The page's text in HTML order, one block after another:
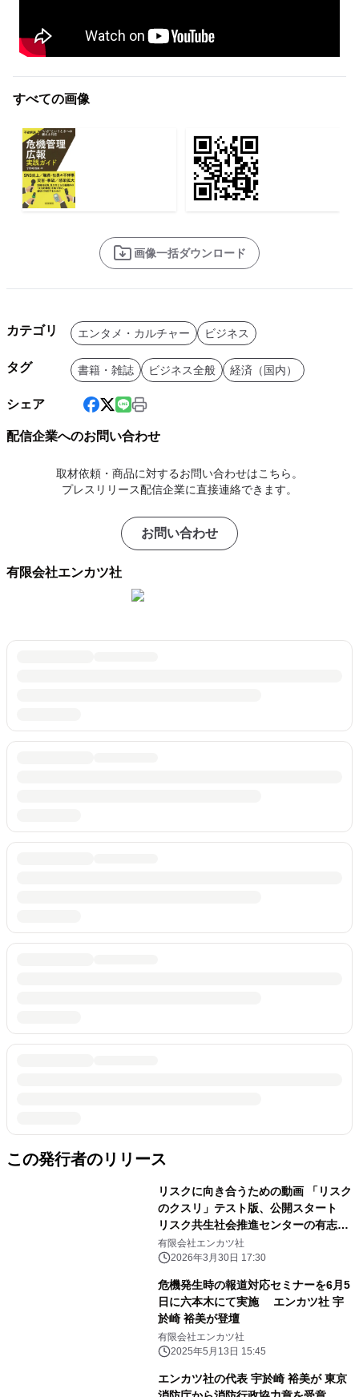
すべての画像
画像一括ダウンロード
カテゴリ エンタメ・カルチャー ビジネス
タグ 書籍・雑誌 ビジネス全般 経済（国内）
シェア
配信企業へのお問い合わせ
取材依頼・商品に対するお問い合わせはこちら。
プレスリリース配信企業に直接連絡できます。
お問い合わせ
有限会社エンカツ社
この発行者のリリース
リスクに向き合うための動画 「リスク
のクスリ」テスト版、公開スタート
リスク共生社会推進センターの有志に
より2026年3月30日から
有限会社エンカツ社
2026年3月30日 17:30
危機発生時の報道対応セミナーを6月5
日に六本木にて実施 エンカツ社 宇
於崎 裕美が登壇
有限会社エンカツ社
2025年5月13日 15:45
エンカツ社の代表 宇於崎 裕美が 東京